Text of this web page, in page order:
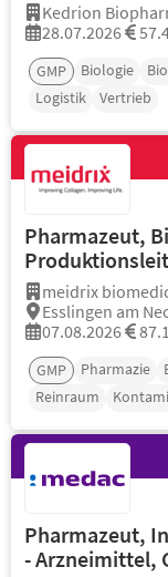
Kedrion
28.07.2026
GMP Biologie
Logistik
Vertrieb
Pharmazeut,
meidrix
Esslingen am
07.08.2026
GMP Pharmazie
Reinraum
Pharmazeut,
- Arzneimittel,